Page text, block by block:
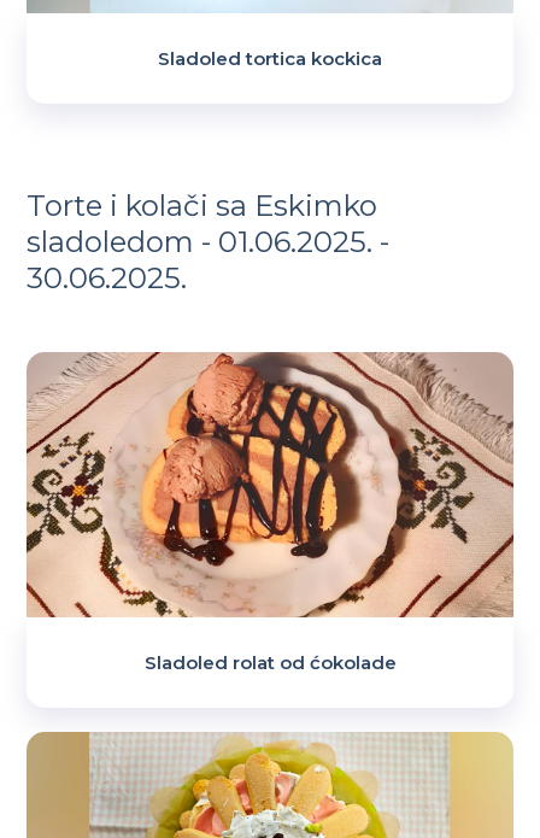
Sladoled tortica kockica
Torte i kolači sa Eskimko
sladoledom - 01.06.2025. -
30.06.2025.
Sladoled rolat od ćokolade